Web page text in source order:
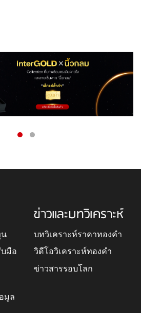
น
มือ
มูล
ข่าวและบทวิเคราะห์
บทวิเคราะห์ราคาทองคำ
วิดีโอวิเคราะห์ทองคำ
ข่าวสารรอบโลก